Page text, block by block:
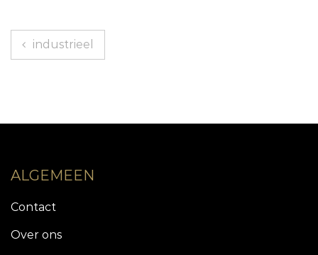
Berichtnavigatie
industrieel
ALGEMEEN
Contact
Over ons